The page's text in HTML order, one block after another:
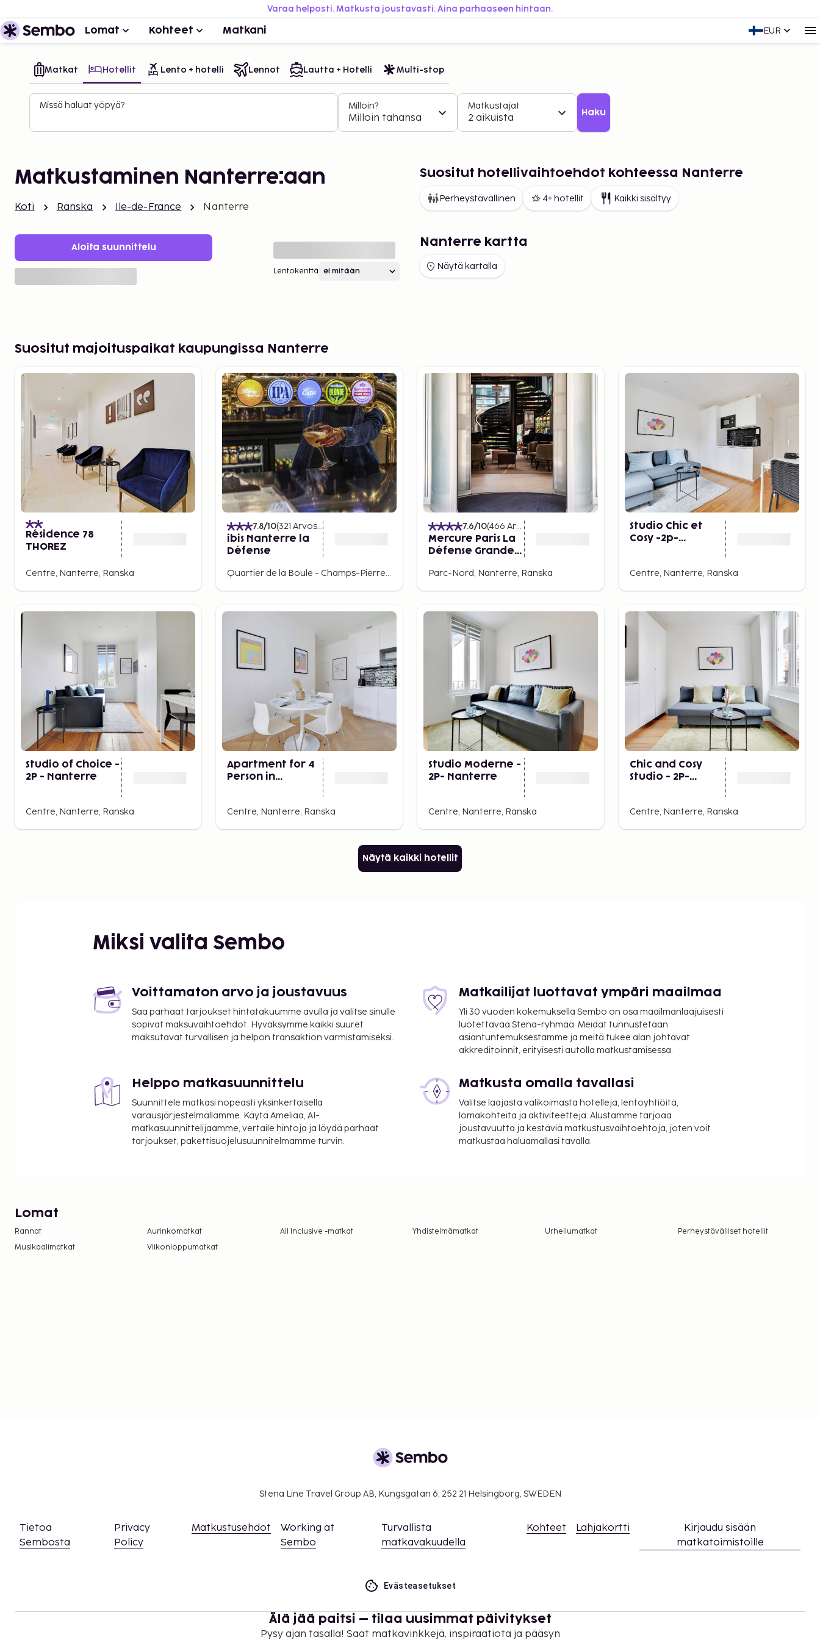
Varaa helposti. Matkusta joustavasti. Aina parhaaseen hintaan.
Lomat Kohteet Matkani EUR
Matkat Hotellit Lento + hotelli Lennot Lautta + Hotelli Multi-stop
Missä haluat yöpyä? Milloin?
Milloin tahansa
Matkustajat
2 aikuista Haku
Matkustaminen Nanterre:aan
Koti Ranska Ile-de-France Nanterre
Aloita suunnittelu
Lentokenttä
Suositut hotellivaihtoehdot kohteessa Nanterre
Perheystävällinen 4+ hotellit Kaikki sisältyy
Nanterre kartta
Näytä kartalla
Suositut majoituspaikat kaupungissa Nanterre
Résidence 78
THOREZ
Centre, Nanterre, Ranska
7.8/10(321 Arvostelut
ibis Nanterre la
Défense
Quartier de la Boule - Champs-Pierreux, Nanterre, Ranska
7.6/10(466 Arvostelut
Mercure Paris La
Défense Grande
Parc-Nord, Nanterre, Ranska
Studio Chic et
Cosy -2p-
Centre, Nanterre, Ranska
Studio of Choice -
2P - Nanterre
Centre, Nanterre, Ranska
Apartment for 4
Person in
Centre, Nanterre, Ranska
Studio Moderne -
2P- Nanterre
Centre, Nanterre, Ranska
Chic and Cosy
Studio - 2P-
Centre, Nanterre, Ranska
Näytä kaikki hotellit
Miksi valita Sembo
Voittamaton arvo ja joustavuus
Saa parhaat tarjoukset hintatakuumme avulla ja valitse sinulle
sopivat maksuvaihtoehdot. Hyväksymme kaikki suuret
maksutavat turvallisen ja helpon transaktion varmistamiseksi.
Matkailijat luottavat ympäri maailmaa
Yli 30 vuoden kokemuksella Sembo on osa maailmanlaajuisesti
luotettavaa Stena-ryhmää. Meidät tunnustetaan
asiantuntemuksestamme ja meitä tukee alan johtavat
akkreditoinnit, erityisesti autolla matkustamisessa.
Helppo matkasuunnittelu
Suunnittele matkasi nopeasti yksinkertaisella
varausjärjestelmällämme. Käytä Ameliaa, AI-
matkasuunnittelijaamme, vertaile hintoja ja löydä parhaat
tarjoukset, pakettisuojelusuunnitelmamme turvin.
Matkusta omalla tavallasi
Valitse laajasta valikoimasta hotelleja, lentoyhtiöitä,
lomakohteita ja aktiviteetteja. Alustamme tarjoaa
joustavuutta ja kestäviä matkustusvaihtoehtoja, joten voit
matkustaa haluamallasi tavalla.
Lomat
Rannat Aurinkomatkat All Inclusive -matkat Yhdistelmämatkat Urheilumatkat
Perheystävälliset hotellit
Musikaalimatkat
Viikonloppumatkat
Stena Line Travel Group AB, Kungsgatan 6, 252 21 Helsingborg, SWEDEN
Tietoa
Sembosta
Privacy
Policy
Matkustusehdot
Working at
Sembo
Turvallista
matkavakuudella
Kohteet Lahjakortti
Kirjaudu sisään
matkatoimistoille
Evästeasetukset
Älä jää paitsi – tilaa uusimmat päivitykset
Pysy ajan tasalla! Saat matkavinkkejä, inspiraatiota ja pääsyn